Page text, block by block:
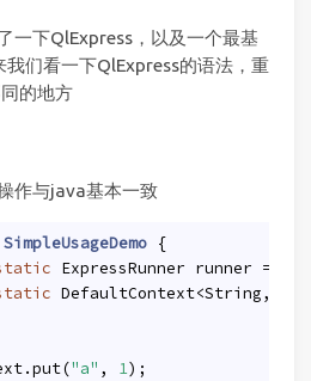
一下QlExpress，以及一个最基
们看一下QlExpress的语法，重
的地方
作与java基本一致
SimpleUsageDemo
{
ExpressRunner runner =
DefaultContext<String,
"a" , 1);